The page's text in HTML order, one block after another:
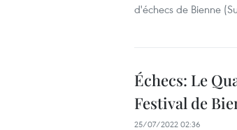
d'échecs de Bienne
Échecs: Le
Festival de
25/07/2022 02:36